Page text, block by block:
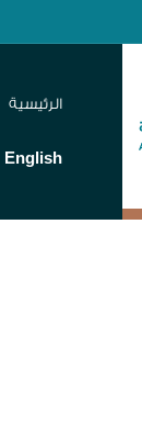
الرئيسية
English